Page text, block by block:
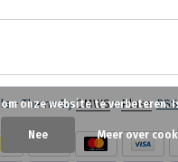
- Theme ByDMWSxPlus+
onze website te verbeteren.
Nee Meer over